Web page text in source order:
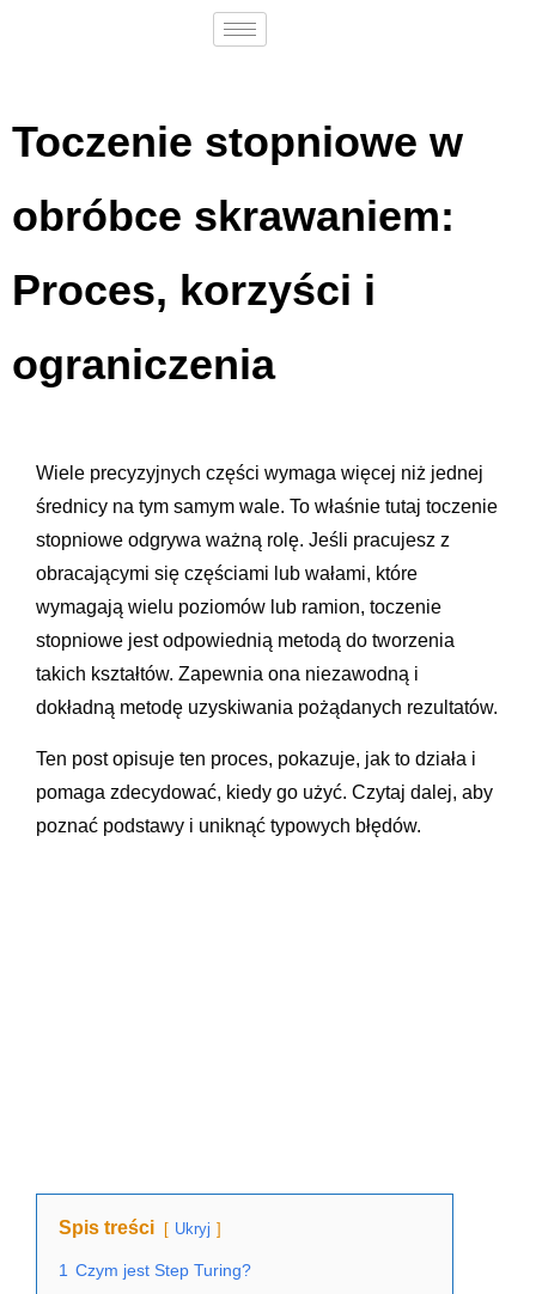
Toczenie stopniowe w
obróbce skrawaniem:
Proces, korzyści i
ograniczenia
Wiele precyzyjnych części wymaga więcej niż jednej
średnicy na tym samym wale. To właśnie tutaj toczenie
stopniowe odgrywa ważną rolę. Jeśli pracujesz z
obracającymi się częściami lub wałami, które
wymagają wielu poziomów lub ramion, toczenie
stopniowe jest odpowiednią metodą do tworzenia
takich kształtów. Zapewnia ona niezawodną i
dokładną metodę uzyskiwania pożądanych rezultatów.
Ten post opisuje ten proces, pokazuje, jak to działa i
pomaga zdecydować, kiedy go użyć. Czytaj dalej, aby
poznać podstawy i uniknąć typowych błędów.
Spis treści Ukryj
1 Czym jest Step Turing?